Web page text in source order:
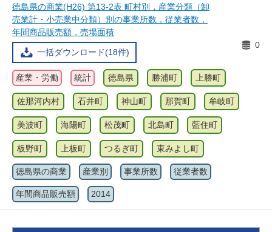
徳島県の商業(H26) 第13-2表 町村別，産業分類（卸
売業計・小売業中分類）別の事業所数，従業者数，
年間商品販売額，売場面積
一括ダウンロード(18件)
0
産業・労働 統計 徳島県 勝浦町 上勝町
佐那河内村 石井町 神山町 那賀町 牟岐町
美波町 海陽町 松茂町 北島町 藍住町
板野町 上板町 つるぎ町 東みよし町
徳島県の商業 産業別 事業所数 従業者数
年間商品販売額 2014